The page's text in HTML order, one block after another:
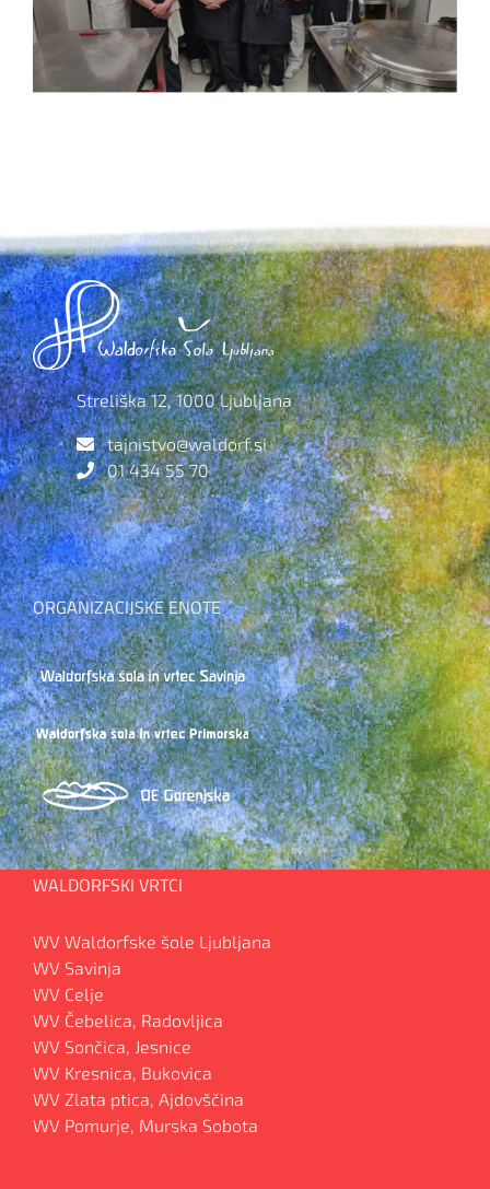
Streliška 12, 1000 Ljubljana
tajnistvo@waldorf.si
01 434 55 70
ORGANIZACIJSKE ENOTE
WALDORFSKI VRTCI
WV Waldorfske šole Ljubljana
WV Savinja
WV Celje
WV Čebelica, Radovljica
WV Sončica, Jesnice
WV Kresnica, Bukovica
WV Zlata ptica, Ajdovščina
WV Pomurje, Murska Sobota